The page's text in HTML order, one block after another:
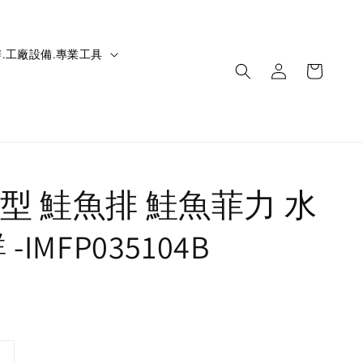
工廠設備.專業工具
鮭魚排 鮭魚菲力 水
IMFP035104B